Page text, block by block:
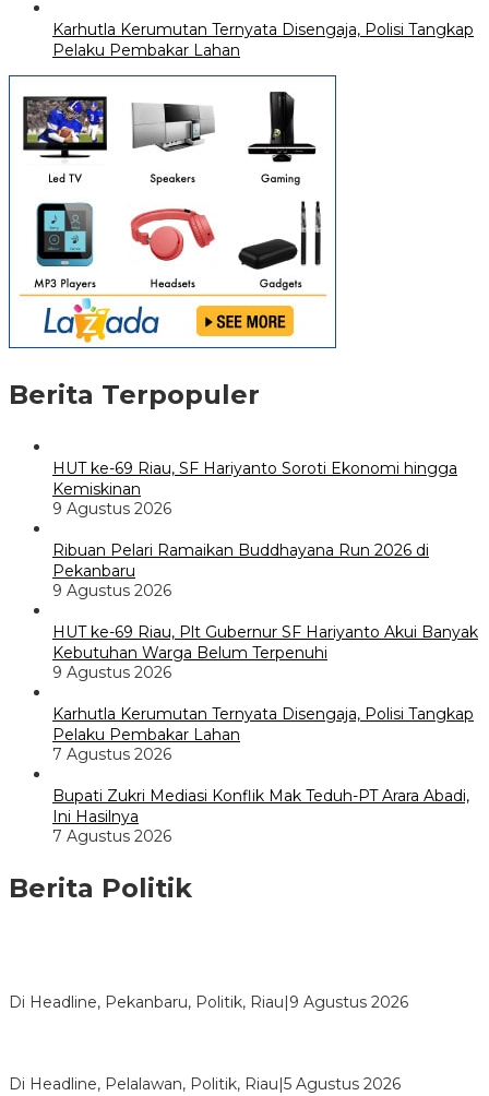
Karhutla Kerumutan Ternyata Disengaja, Polisi Tangkap
Pelaku Pembakar Lahan
Berita Terpopuler
HUT ke-69 Riau, SF Hariyanto Soroti Ekonomi hingga
Kemiskinan
9 Agustus 2026
Ribuan Pelari Ramaikan Buddhayana Run 2026 di
Pekanbaru
9 Agustus 2026
HUT ke-69 Riau, Plt Gubernur SF Hariyanto Akui Banyak
Kebutuhan Warga Belum Terpenuhi
9 Agustus 2026
Karhutla Kerumutan Ternyata Disengaja, Polisi Tangkap
Pelaku Pembakar Lahan
7 Agustus 2026
Bupati Zukri Mediasi Konflik Mak Teduh-PT Arara Abadi,
Ini Hasilnya
7 Agustus 2026
Berita Politik
Di Headline, Pekanbaru, Politik, Riau|9 Agustus 2026
Di Headline, Pelalawan, Politik, Riau|5 Agustus 2026